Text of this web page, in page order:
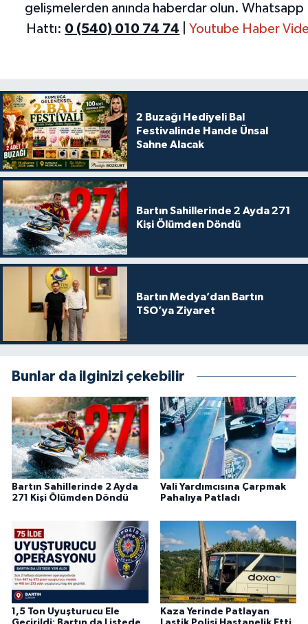
gelişmelerden anında haberdar olun. Whatsapp
Hattı: 0 (540) 010 74 74 |Youtube Haber
2 Buzağı Hediyeli Bal
Festivalinde Hande Ünsal
Sahne Alacak
Bartın Sahillerinde 2 Ayda 271
Kişi Ölümden Döndü
Bartın Medya’dan Bartın
TSO’ya Ziyaret
Bunlar da ilginizi çekebilir
Bartın Sahillerinde 2 Ayda
271 Kişi Ölümden Döndü
Vali Yardımcısına Çarpmak
Pahalıya Patladı
1,5 Ton Uyuşturucu Ele
Kaza Yerinde Patlayan